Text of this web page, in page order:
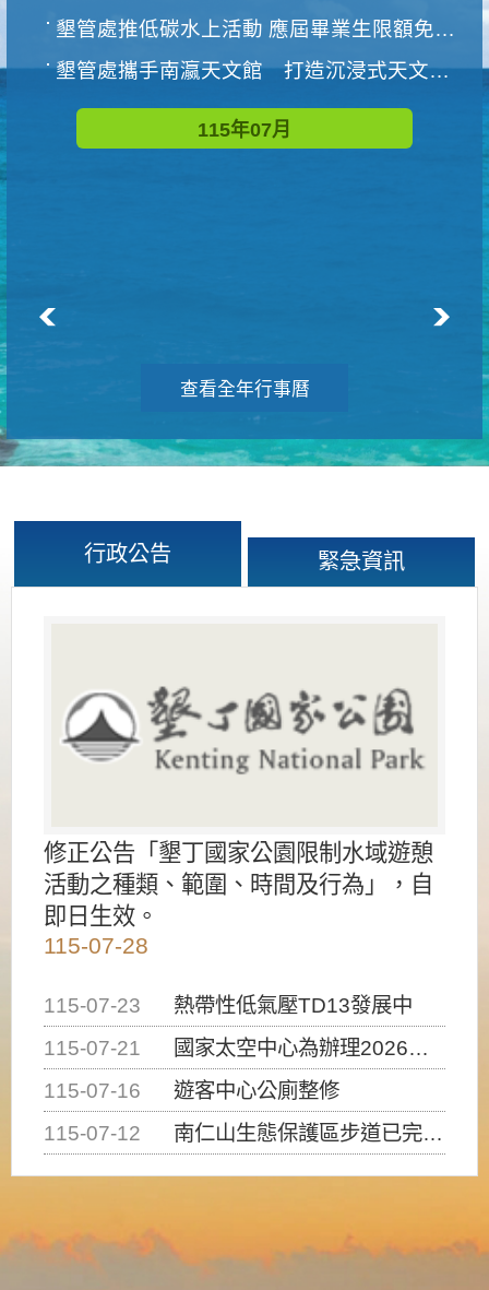
墾管處推低碳水上活動 應屆畢業生限額免費參加
墾管處攜手南瀛天文館 打造沉浸式天文探索營隊
115年07月
查看全年行事曆
行政公告 緊急資訊
修正公告「墾丁國家公園限制水域遊憩
活動之種類、範圍、時間及行為」，自
即日生效。
115-07-28
115-07-23
熱帶性低氣壓TD13發展中
115-07-21
國家太空中心為辦理2026台灣盃火箭競賽，陸、海、空域警戒及協調相關事宜，因颱風備案事宜
115-07-16
遊客中心公廁整修
115-07-12
南仁山生態保護區步道已完成修復，自115年7月13日（星期一）起恢復開放入園，歡迎民眾依規定申請入園....